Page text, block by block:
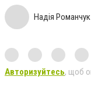
Надія Романчук
Авторизуйтесь, щоб